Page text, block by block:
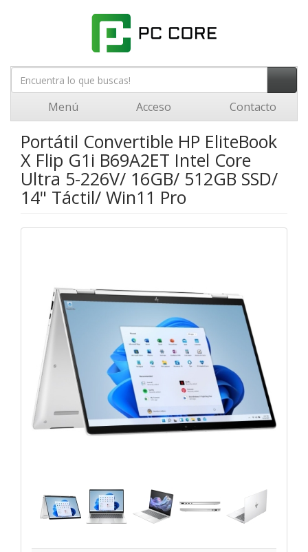
Menú Acceso Contacto
Portátil Convertible HP EliteBook
X Flip G1i B69A2ET Intel Core
Ultra 5-226V/ 16GB/ 512GB SSD/
14" Táctil/ Win11 Pro